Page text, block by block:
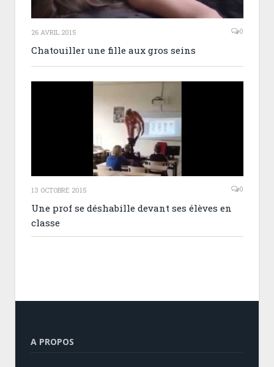
26 AVRIL 2015 0
Chatouiller une fille aux gros seins
13 OCTOBRE 2015 0
Une prof se déshabille devant ses élèves en
classe
A PROPOS